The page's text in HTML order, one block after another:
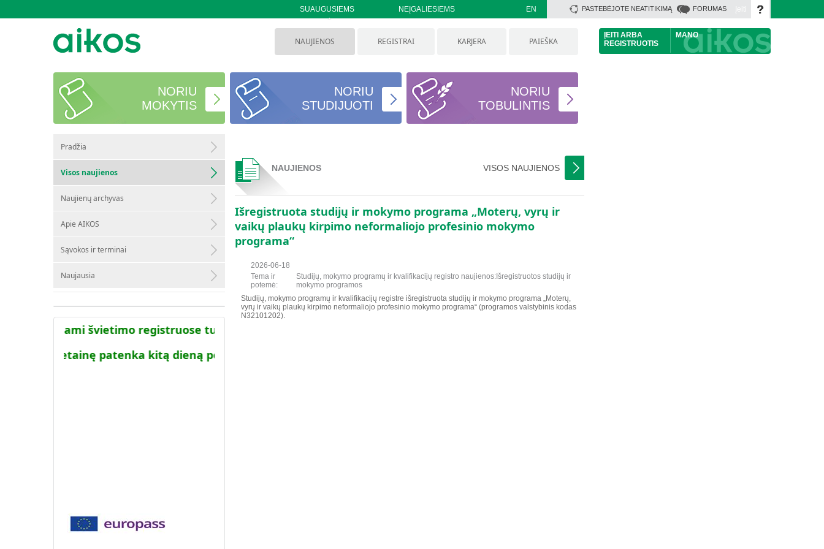
SUAUGUSIEMS NEĮGALIESIEMS EN PASTEBĖJOTE NEATITIKIMĄ FORUMAS Įeiti
ĮEITI ARBA
REGISTRUOTIS
MANO
NAUJIENOS REGISTRAI KARJERA PAIEŠKA
NORIU
MOKYTIS
NORIU
STUDIJUOTI
NORIU
TOBULINTIS
Pradžia
Visos naujienos
Naujienų archyvas
Apie AIKOS
Sąvokos ir terminai
Naujausia
viešinami švietimo registruose turimi duomenys
svetainę patenka kitą dieną po to kai ši informacija patenka į atitinkamus registrus
NAUJIENOS VISOS NAUJIENOS
Išregistruota studijų ir mokymo programa „Moterų, vyrų ir
vaikų plaukų kirpimo neformaliojo profesinio mokymo
programa“
2026-06-18
Tema ir
potemė:
Studijų, mokymo programų ir kvalifikacijų registro naujienos:Išregistruotos studijų ir
mokymo programos
Studijų, mokymo programų ir kvalifikacijų registre išregistruota studijų ir mokymo programa „Moterų,
vyrų ir vaikų plaukų kirpimo neformaliojo profesinio mokymo programa“ (programos valstybinis kodas
N32101202).​